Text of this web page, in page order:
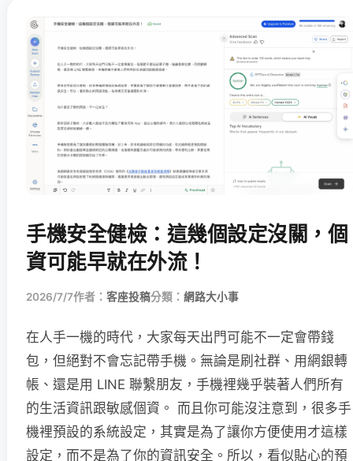
手機安全健檢：這幾個設定沒關，個
資可能早就在外流！
2026/7/7作者： 客座投稿分類： 網路大小事
在人手一機的時代，大家每天出門可能不一定會帶錢
包，但絕對不會忘記帶手機。無論是刷社群、用網銀轉
帳、還是用 LINE 聯繫朋友，手機裡幾乎裝著人們所有
的生活資訊跟敏感個資。 而且你可能沒注意到，很多手
機裡預設的系統設定，其實是為了讓你方便使用才這樣
設定，而不是為了你的資訊安全。所以，看似貼心的預